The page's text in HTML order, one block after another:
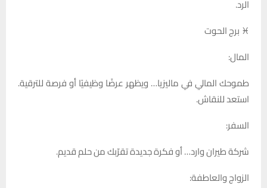
الرد.
♓ برج الحوت
المال:
طموحك المالي في ماليزيا… ويظهر عرضًا وظيفيًا أو فرصة للترقية.
استعد للنقاش.
السفر:
شركة طيران وارد… أو فكرة جديدة تقرّبك من حلم قديم.
الزواج والعاطفة: